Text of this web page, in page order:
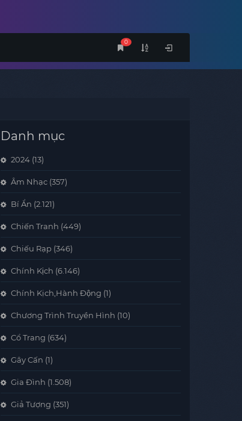
0
Danh mục
2024 (13)
Âm Nhạc (357)
Bí Ẩn (2.121)
Chiến Tranh (449)
Chiếu Rạp (346)
Chính Kịch (6.146)
Chính Kịch,Hành Động (1)
Chương Trình Truyền Hình (10)
Cổ Trang (634)
Gây Cấn (1)
Gia Đình (1.508)
Giả Tượng (351)